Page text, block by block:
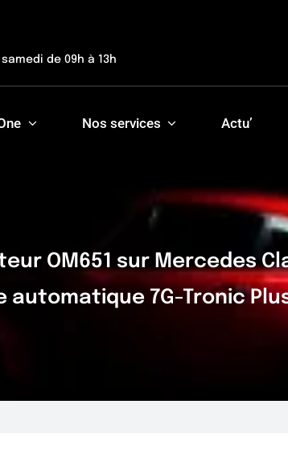
de 09h à 13h
Nos services Actu’
OM651 sur Mercedes
automatique 7G-Tronic